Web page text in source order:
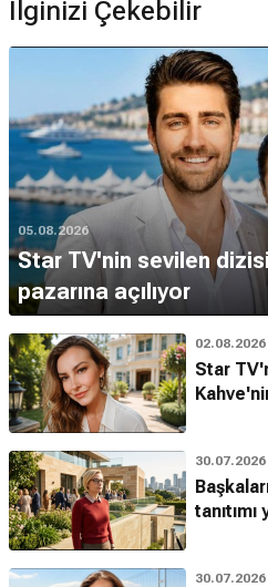
İlginizi Çekebilir
05.08.2026
Star TV'nin sevilen
pazarına açılıyor
02.08.2026
Star
30.07.2026
tanıtımı
30.07.2026